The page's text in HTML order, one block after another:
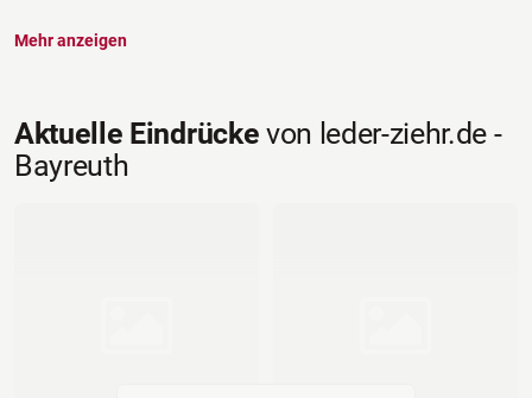
Mehr anzeigen
Aktuelle Eindrücke von leder-ziehr.de -
Bayreuth